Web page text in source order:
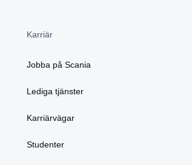
Karriär
Jobba på Scania
Lediga tjänster
Karriärvägar
Studenter